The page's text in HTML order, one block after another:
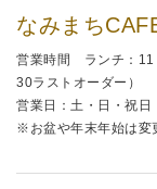
なみまち
営業時間 ランチ：11
30ラストオーダー）
営業日：土・日・祝日
※お盆や年末年始は変